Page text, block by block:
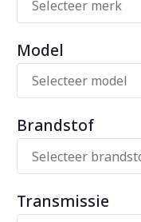
Model
Brandstof
Transmissie